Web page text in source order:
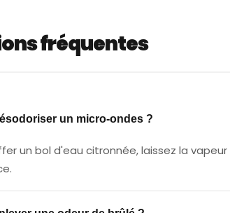
fréquentes
désodoriser un micro-ondes
un micro-ondes ?
un bol d'eau citronnée, laissez la
enlever une odeur de brûlé ?